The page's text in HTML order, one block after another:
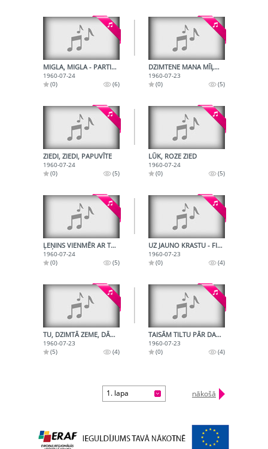
MIGLA, MIGLA - PARTIZĀNU DZIESMA
1960-07-24
(0)
(6)
DZIMTENE MANA MĪĻOTĀ
1960-07-23
(0)
(5)
ZIEDI, ZIEDI, PAPUVĪTE
1960-07-24
(0)
(5)
LŪK, ROZE ZIED
1960-07-24
(0)
(5)
ĻEŅINS VIENMĒR AR TEVI
1960-07-24
(0)
(5)
UZ JAUNO KRASTU - FINĀLA KORIS
1960-07-23
(0)
(4)
TU, DZIMTĀ ZEME, DĀRGA MAN. PADOMJU DZIMTENEI DZIEDĀSIM SLAVU
1960-07-23
(5)
(4)
TAISĀM TILTU PĀR DAUGAVU
1960-07-23
(0)
(4)
1. lapa nākošā